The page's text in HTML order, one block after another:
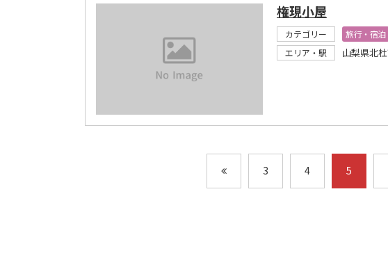
権現小屋
カテゴリー 旅行・宿泊
エリア・駅
山梨県北
3 4 5